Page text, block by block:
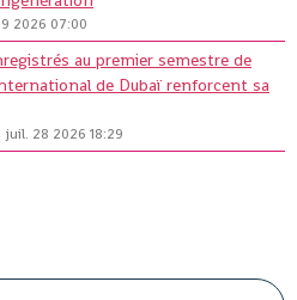
2026 07:00
au premier semestre de
de Dubaï renforcent sa
juil. 28 2026 18:29